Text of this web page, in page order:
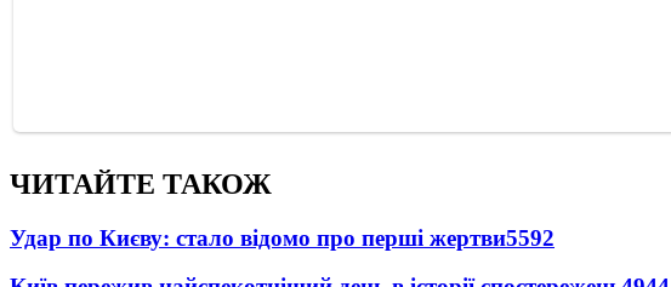
ЧИТАЙТЕ ТАКОЖ
Удар по Києву: стало відомо про перші жертви5592